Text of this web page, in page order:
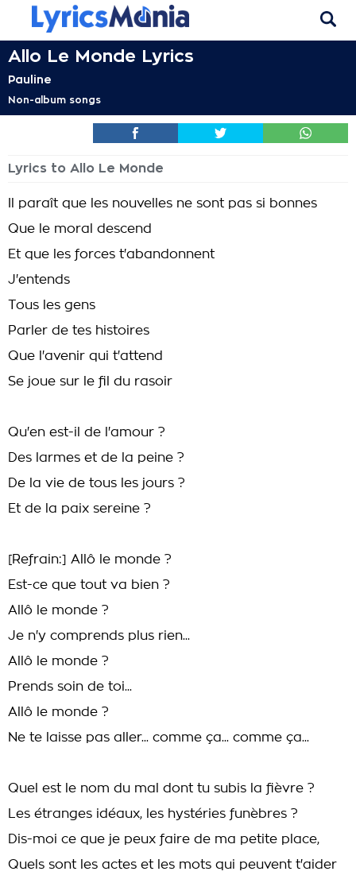
Allo Le Monde Lyrics
Pauline
Non-album songs
Lyrics to Allo Le Monde
Il paraît que les nouvelles ne sont pas si bonnes
Que le moral descend
Et que les forces t'abandonnent
J'entends
Tous les gens
Parler de tes histoires
Que l'avenir qui t'attend
Se joue sur le fil du rasoir
Qu'en est-il de l'amour ?
Des larmes et de la peine ?
De la vie de tous les jours ?
Et de la paix sereine ?
[Refrain:] Allô le monde ?
Est-ce que tout va bien ?
Allô le monde ?
Je n'y comprends plus rien...
Allô le monde ?
Prends soin de toi...
Allô le monde ?
Ne te laisse pas aller... comme ça... comme ça...
Quel est le nom du mal dont tu subis la fièvre ?
Les étranges idéaux, les hystéries funèbres ?
Dis-moi ce que je peux faire de ma petite place,
Quels sont les actes et les mots qui peuvent t'aider